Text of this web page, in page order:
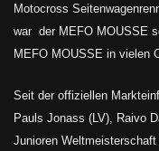
Motocross
war der MEFO MOUSSE
MEFO MOUSSE in vielen
Seit der offiziellen
Pauls Jonass (LV), Raivo
Junioren